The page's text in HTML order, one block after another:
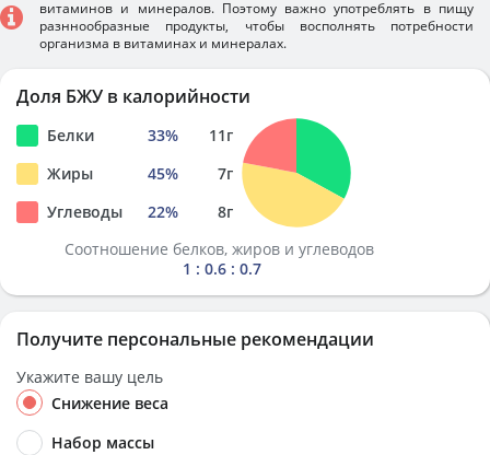
витаминов и минералов. Поэтому важно употреблять в пищу
разннообразные продукты, чтобы восполнять потребности
организма в витаминах и минералах.
Доля БЖУ в калорийности
Белки 33% 11г
Жиры
45% 7г
Углеводы
22% 8г
Соотношение белков, жиров и углеводов
1 : 0.6 : 0.7
Получите персональные рекомендации
Укажите вашу цель
Снижение веса
Набор массы